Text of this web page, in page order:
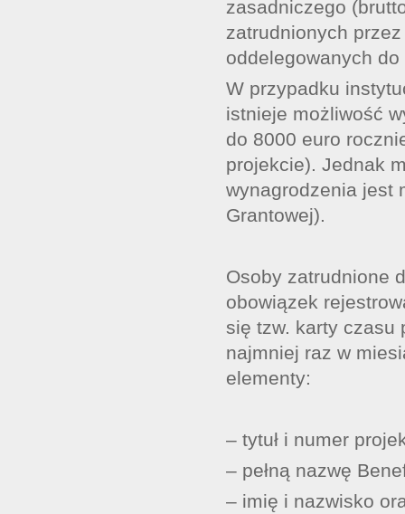
zasadniczego
zatrudnionych
oddelegowanych
W przypadku
istnieje możliwość
do 8000 euro
projekcie). Jednak
wynagrodzenia jest
Grantowej).
Osoby zatrudnione
obowiązek
się tzw. karty czasu
najmniej raz w
elementy:
– tytuł i numer
– pełną nazwę
– imię i nazwisko